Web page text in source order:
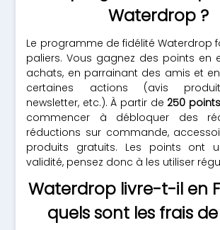
Waterdrop ?
Le programme de fidélité Waterdrop
paliers. Vous gagnez des points en
achats, en parrainant des amis et
certaines actions (avis
newsletter, etc.). À partir de 250 points
commencer à débloquer des
réductions sur commande,
produits gratuits. Les points ont
validité, pensez donc à les utiliser
Waterdrop livre-t-il en
quels sont les frais